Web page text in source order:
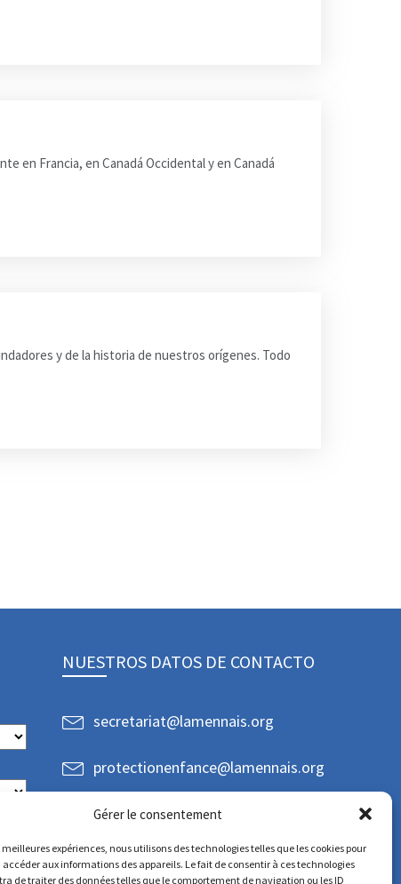
Gérer le consentement
meilleures expériences, nous utilisons des technologies telles que les cookies pour
accéder aux informations des appareils. Le fait de consentir à ces technologies
de traiter des données telles que le comportement de navigation ou les ID
en Francia, en Canadá Occidental y en Canadá
y de la historia de nuestros orígenes. Todo
NUESTROS DATOS DE CONTACTO
secretariat@lamennais.org
protectionenfance@lamennais.org